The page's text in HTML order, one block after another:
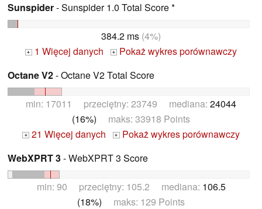
Sunspider- Sunspider 1.0 Total Score *
384.2 ms (4%)
+ 1 Więcej danych +
Pokaż wykres porównawczy
Octane V2- Octane V2 Total Score
min: 17011 przeciętny: 23749 mediana: 24044
(16%) maks: 33918 Points
+ 21 Więcej danych + Pokaż wykres porównawczy
WebXPRT 3- WebXPRT 3 Score
min: 90 przeciętny: 105.2 mediana: 106.5
(18%) maks: 129 Points